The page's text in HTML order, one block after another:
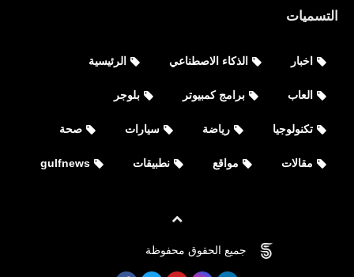
التسميات
اخبار الذكاء الاصطناعي الرئيسية
العاب برامج كمبيوتر بلوجر
تكنولوجيا رياضة سيارات صحة
مقالات مواقع نطبيقات gulfnews
جميع الحقوق محفوظة